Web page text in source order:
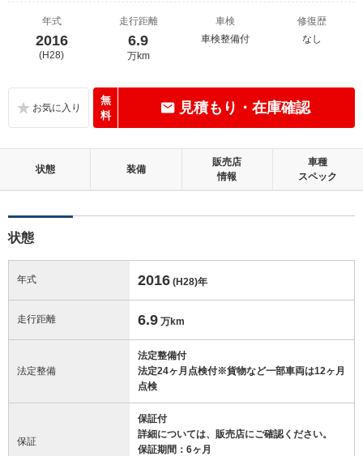
年式
2016
(H28)
走行距離
6.9
万km
車検
車検整備付
修復歴
なし
無
料
見積もり・在庫確認
状態 装備
販売店
情報
車種
スペック
状態
年式 2016 (H28)年
走行距離 6.9 万km
法定整備
法定整備付
法定24ヶ月点検付※貨物など一部車両は12ヶ月
点検
保証
保証付
詳細については、販売店にご確認ください。
保証期間：6ヶ月